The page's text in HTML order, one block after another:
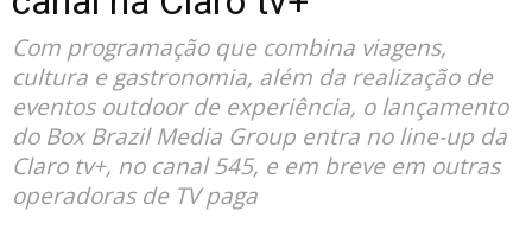
Com programação que combina viagens,
cultura e gastronomia, além da realização de
eventos outdoor de experiência, o lançamento
do Box Brazil Media Group entra no line-up da
Claro tv+, no canal 545, e em breve em outras
operadoras de TV paga